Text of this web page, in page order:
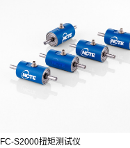
FC-S2000扭矩测试仪